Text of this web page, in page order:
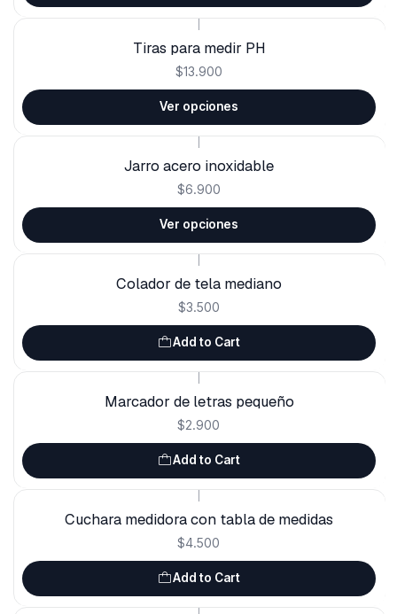
Tiras para medir PH
$13.900
Ver opciones
Jarro acero inoxidable
$6.900
Ver opciones
Colador de tela mediano
$3.500
Add to Cart
Marcador de letras pequeño
$2.900
Add to Cart
Cuchara medidora con tabla de medidas
$4.500
Add to Cart